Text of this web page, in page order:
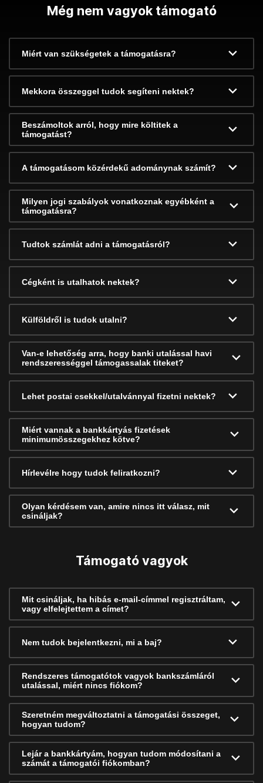
Még nem vagyok támogató
Miért van szükségetek a támogatásra?
Mekkora összeggel tudok segíteni nektek?
Beszámoltok arról, hogy mire költitek a
támogatást?
A támogatásom közérdekű adománynak számít?
Milyen jogi szabályok vonatkoznak egyébként a
támogatásra?
Tudtok számlát adni a támogatásról?
Cégként is utalhatok nektek?
Külföldről is tudok utalni?
Van-e lehetőség arra, hogy banki utalással havi
rendszerességgel támogassalak titeket?
Lehet postai csekkel/utalvánnyal fizetni nektek?
Miért vannak a bankkártyás fizetések
minimumösszegekhez kötve?
Hírlevélre hogy tudok feliratkozni?
Olyan kérdésem van, amire nincs itt válasz, mit
csináljak?
Támogató vagyok
Mit csináljak, ha hibás e-mail-címmel regisztráltam,
vagy elfelejtettem a címet?
Nem tudok bejelentkezni, mi a baj?
Rendszeres támogatótok vagyok bankszámláról
utalással, miért nincs fiókom?
Szeretném megváltoztatni a támogatási összeget,
hogyan tudom?
Lejár a bankkártyám, hogyan tudom módosítani a
számát a támogatói fiókomban?